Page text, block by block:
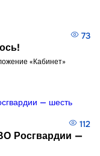
73
«Кабинет»
112
Росгвардии —